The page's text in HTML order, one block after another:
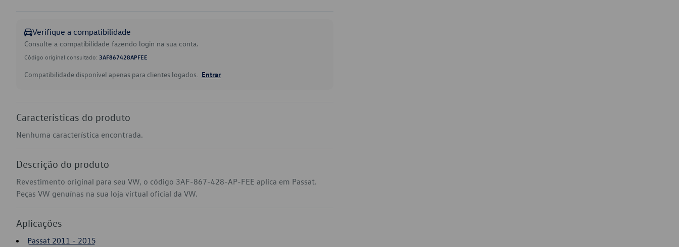
Verifique a compatibilidade
Consulte a compatibilidade fazendo login na sua conta.
Código original consultado: 3AF867428APFEE
Compatibilidade disponível apenas para clientes logados. Entrar
Características do produto
Nenhuma característica encontrada.
Descrição do produto
Revestimento original para seu VW, o código 3AF-867-428-AP-FEE aplica em Passat.
Peças VW genuínas na sua loja virtual oficial da VW.
Aplicações
Passat 2011 - 2015